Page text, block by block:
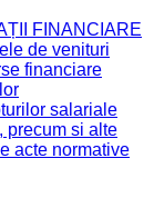
FINANCIARE
de venituri
financiare
salariale
precum si alte
acte normative